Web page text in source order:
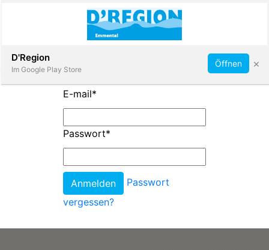
Abonnieren
E-mail*
Passwort*
Passwort
vergessen?
D'Region
Im Google Play Store
Öffnen ×